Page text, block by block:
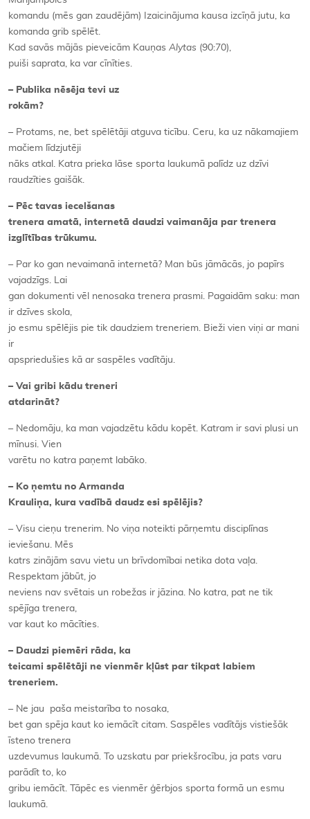
komandu (mēs gan zaudējām) Izaicinājuma kausa izcīņā jutu, ka
komanda grib spēlēt.
Kad savās mājās pieveicām Kauņas Alytas (90:70),
puiši saprata, ka var cīnīties.
– Publika nēsēja tevi uz
rokām?
– Protams, ne, bet spēlētāji atguva ticību. Ceru, ka uz nākamajiem
mačiem līdzjutēji
nāks atkal. Katra prieka lāse sporta laukumā palīdz uz dzīvi
raudzīties gaišāk.
– Pēc tavas iecelšanas
trenera amatā, internetā daudzi vaimanāja par trenera
izglītības trūkumu.
– Par ko gan nevaimanā internetā? Man būs jāmācās, jo papīrs
vajadzīgs. Lai
gan dokumenti vēl nenosaka trenera prasmi. Pagaidām saku: man
ir dzīves skola,
jo esmu spēlējis pie tik daudziem treneriem. Bieži vien viņi ar mani
ir
apspriedušies kā ar saspēles vadītāju.
– Vai gribi kādu treneri
atdarināt?
– Nedomāju, ka man vajadzētu kādu kopēt. Katram ir savi plusi un
mīnusi. Vien
varētu no katra paņemt labāko.
– Ko ņemtu no Armanda
Krauliņa, kura vadībā daudz esi spēlējis?
– Visu cieņu trenerim. No viņa noteikti pārņemtu disciplīnas
ieviešanu. Mēs
katrs zinājām savu vietu un brīvdomībai netika dota vaļa.
Respektam jābūt, jo
neviens nav svētais un robežas ir jāzina. No katra, pat ne tik
spējīga trenera,
var kaut ko mācīties.
– Daudzi piemēri rāda, ka
teicami spēlētāji ne vienmēr kļūst par tikpat labiem
treneriem.
– Ne jau paša meistarība to nosaka,
bet gan spēja kaut ko iemācīt citam. Saspēles vadītājs vistiešāk
īsteno trenera
uzdevumus laukumā. To uzskatu par priekšrocību, ja pats varu
parādīt to, ko
gribu iemācīt. Tāpēc es vienmēr ģērbjos sporta formā un esmu
laukumā.